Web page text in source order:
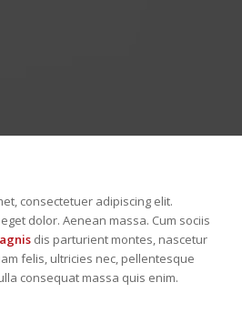
consectetuer adipiscing elit.
dolor. Aenean massa. Cum sociis
dis parturient montes, nascetur
felis, ultricies nec, pellentesque
consequat massa quis enim.